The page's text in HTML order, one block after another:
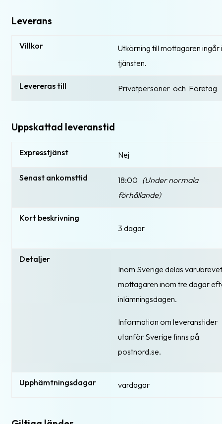
Leverans
Villkor
Utkörning till mottagaren ingår i
tjänsten.
Levereras till Privatpersoner och Företag
Uppskattad leveranstid
Expresstjänst Nej
Senast ankomsttid 18:00 (Under normala
förhållande)
Kort beskrivning
3 dagar
Detaljer
Inom Sverige delas
mottagaren inom tre dagar
inlämningsdagen.
Information om leveranstider
utanför Sverige finns på
postnord.se.
Upphämtningsdagar vardagar